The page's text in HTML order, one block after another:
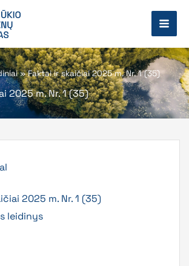
»Faktai ir skaičiai 2025 m. Nr. 1 (35)
2025 m. Nr. 1 (35)
2025 m. Nr. 1 (35)
leidinys